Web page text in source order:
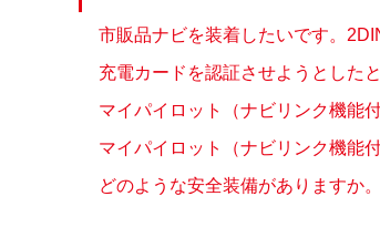
市販品ナビを装着したいです。
充電カードを認証させようとした
マイパイロット（ナビリンク機能
マイパイロット（ナビリンク機能
どのような安全装備がありますか